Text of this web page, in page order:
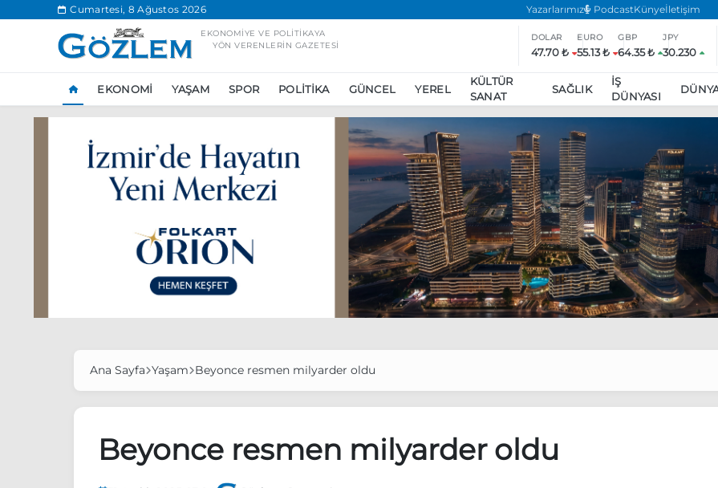
Cumartesi, 8 Ağustos 2026 Yazarlarımız PodcastKünyeİletişim
EKONOMIYE VE POLITIKAYA
YÖN VERENLERIN GAZETESI
DOLAR
47.70 ₺
EURO
55.13 ₺
GBP
64.35 ₺
JPY
30.230
EKONOMI YAŞAM SPOR POLITIKA GÜNCEL YEREL
KÜLTÜR
SANAT
SAĞLIK
İŞ
DÜNYASI
Ankara’da eylem yasağı uzatıldı
Özgür Özel, Ekrem İmamoğlu’nu
Ünlü çift bir etkinliğe daha katılmama kararı aldı
Boykot
Ana Sayfa Yaşam Beyonce resmen milyarder oldu
Beyonce resmen milyarder oldu